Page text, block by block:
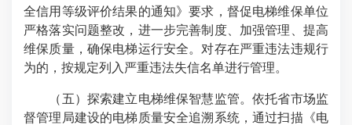
全信用等级评价结果的通知》要求，督促电梯维保单位
严格落实问题整改，进一步完善制度、加强管理、提高
维保质量，确保电梯运行安全。对存在严重违法违规行
为的，按规定列入严重违法失信名单进行管理。
（五）探索建立电梯维保智慧监管。依托省市场监
督管理局建设的电梯质量安全追溯系统，通过扫描《电